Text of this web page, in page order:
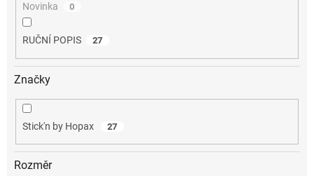
Novinka 0
RUČNÍ POPIS 27
Značky
Stick'n by Hopax 27
Rozměr